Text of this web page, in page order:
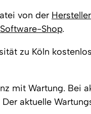
von der
Software-Shop.
zu Köln
mit Wartung. Bei
aktuelle